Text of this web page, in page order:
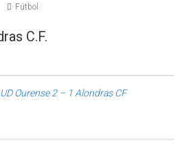
Fútbol
C.F.
UD Ourense 2 – 1 Alondras CF